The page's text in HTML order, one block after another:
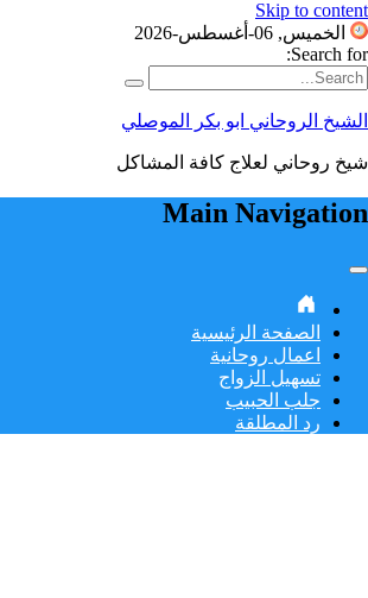
Skip to content
الخميس, 06-أغسطس-2026
Search for:
الشيخ الروحاني ابو بكر الموصلي
شيخ روحاني لعلاج كافة المشاكل
Main Navigation
الصفحة الرئيسية
اعمال روحانية
تسهيل الزواج
جلب الحبيب
رد المطلقة